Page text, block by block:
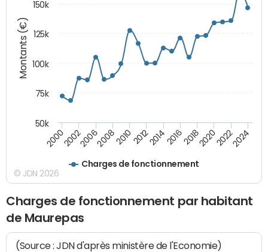
Montants (€)
Charges de fonctionnement
200020022006200820102012201420162018202020222024
50k
75k
100k
125k
150k
© JDN 2026
Charges de fonctionnement par habitant
de Maurepas
(Source : JDN d'après ministère de l'Economie)